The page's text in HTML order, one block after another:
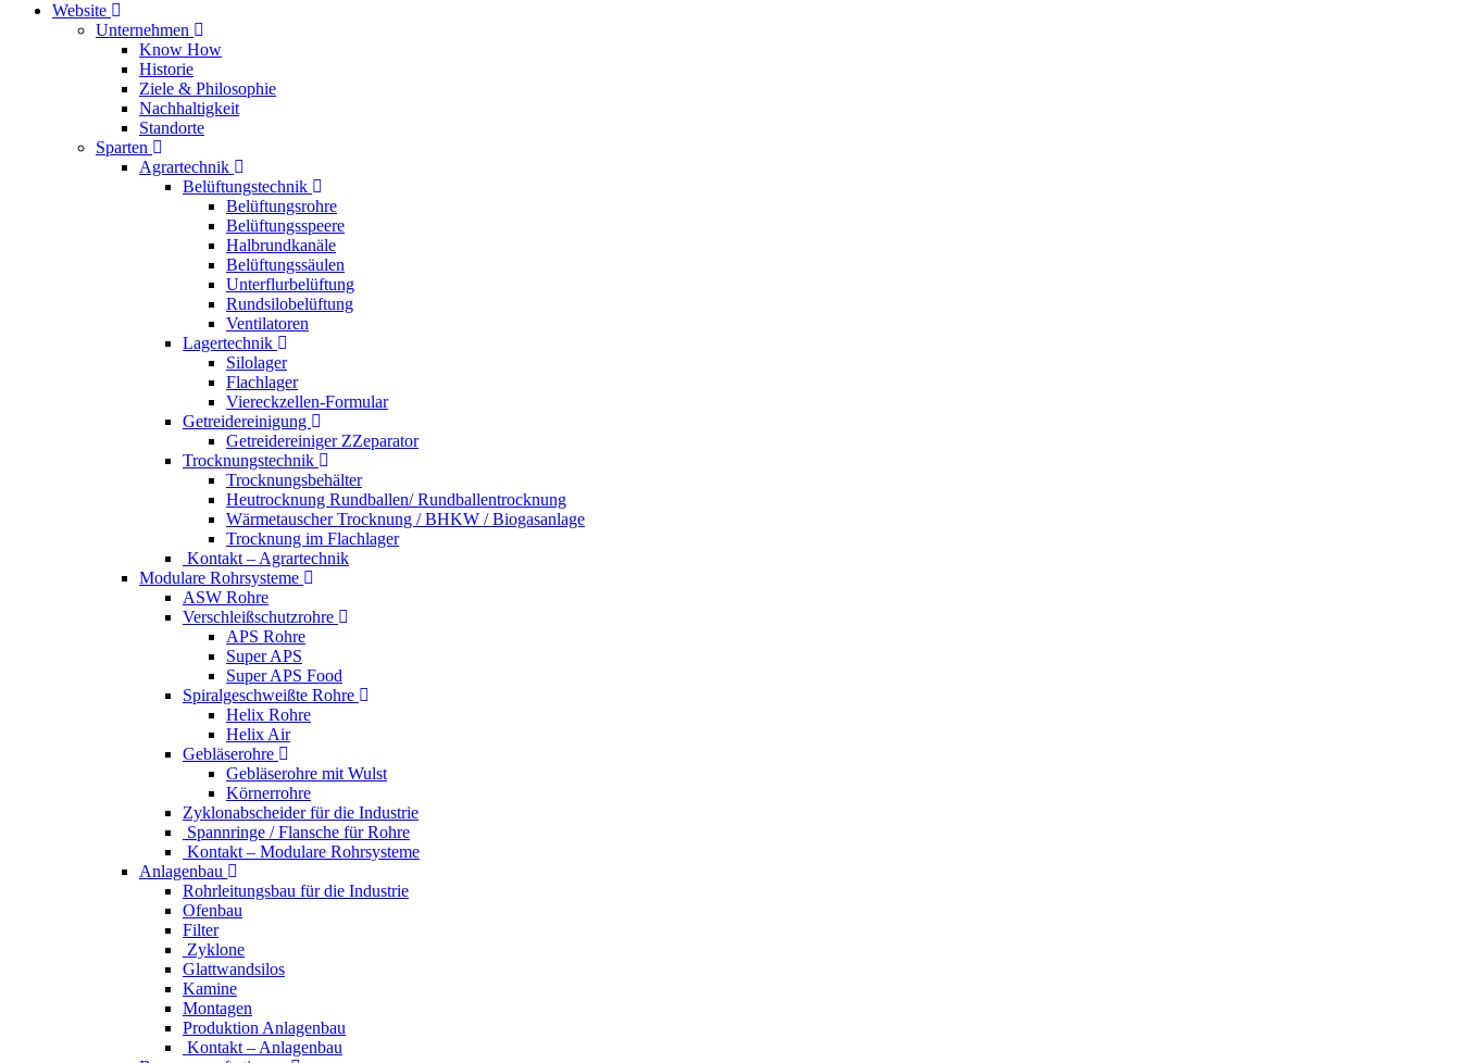
Website
Unternehmen
Know How
Historie
Ziele & Philosophie
Nachhaltigkeit
Standorte
Sparten
Agrartechnik
Belüftungstechnik
Belüftungsrohre
Belüftungsspeere
Halbrundkanäle
Belüftungssäulen
Unterflurbelüftung
Rundsilobelüftung
Ventilatoren
Lagertechnik
Silolager
Flachlager
Viereckzellen-Formular
Getreidereinigung
Getreidereiniger ZZeparator
Trocknungstechnik
Trocknungsbehälter
Heutrocknung Rundballen/ Rundballentrocknung
Wärmetauscher Trocknung / BHKW / Biogasanlage
Trocknung im Flachlager
Kontakt – Agrartechnik
Modulare Rohrsysteme
ASW Rohre
Verschleißschutzrohre
APS Rohre
Super APS
Super APS Food
Spiralgeschweißte Rohre
Helix Rohre
Helix Air
Gebläserohre
Gebläserohre mit Wulst
Körnerrohre
Zyklonabscheider für die Industrie
Spannringe / Flansche für Rohre
Kontakt – Modulare Rohrsysteme
Anlagenbau
Rohrleitungsbau für die Industrie
Ofenbau
Filter
Zyklone
Glattwandsilos
Kamine
Montagen
Produktion Anlagenbau
Kontakt – Anlagenbau